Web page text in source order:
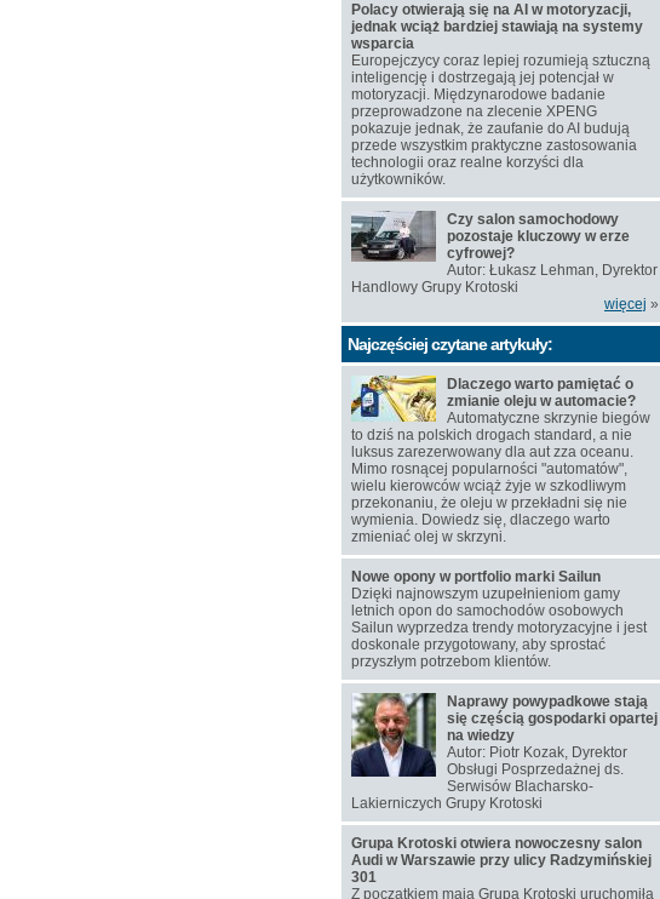
Polacy otwierają się na AI w motoryzacji,
jednak wciąż bardziej stawiają na systemy
wsparcia
Europejczycy coraz lepiej rozumieją sztuczną
inteligencję i dostrzegają jej potencjał w
motoryzacji. Międzynarodowe badanie
przeprowadzone na zlecenie XPENG
pokazuje jednak, że zaufanie do AI budują
przede wszystkim praktyczne zastosowania
technologii oraz realne korzyści dla
użytkowników.
Czy salon samochodowy
pozostaje kluczowy w erze
cyfrowej?
Autor: Łukasz Lehman, Dyrektor
Handlowy Grupy Krotoski
więcej »
Najczęściej czytane artykuły:
Dlaczego warto pamiętać o
zmianie oleju w automacie?
Automatyczne skrzynie biegów
to dziś na polskich drogach standard, a nie
luksus zarezerwowany dla aut zza oceanu.
Mimo rosnącej popularności "automatów",
wielu kierowców wciąż żyje w szkodliwym
przekonaniu, że oleju w przekładni się nie
wymienia. Dowiedz się, dlaczego warto
zmieniać olej w skrzyni.
Nowe opony w portfolio marki Sailun
Dzięki najnowszym uzupełnieniom gamy
letnich opon do samochodów osobowych
Sailun wyprzedza trendy motoryzacyjne i jest
doskonale przygotowany, aby sprostać
przyszłym potrzebom klientów.
Naprawy powypadkowe stają
się częścią gospodarki opartej
na wiedzy
Autor: Piotr Kozak, Dyrektor
Obsługi Posprzedażnej ds.
Serwisów Blacharsko-
Lakierniczych Grupy Krotoski
Grupa Krotoski otwiera nowoczesny salon
Audi w Warszawie przy ulicy Radzymińskiej
301
Z początkiem maja Grupa Krotoski uruchomiła